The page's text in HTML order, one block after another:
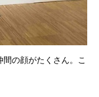
の顔がたくさん。こ